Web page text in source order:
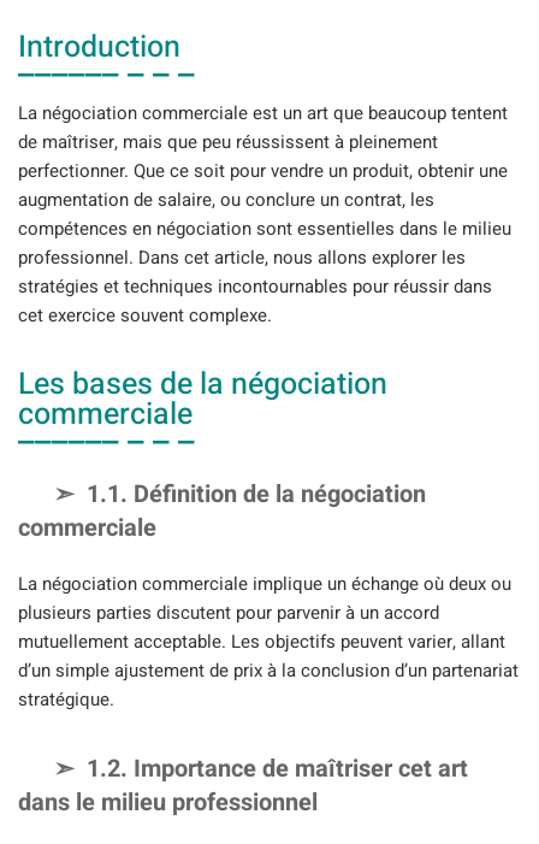
Introduction
La négociation commerciale est un art que beaucoup tentent
de maîtriser, mais que peu réussissent à pleinement
perfectionner. Que ce soit pour vendre un produit, obtenir une
augmentation de salaire, ou conclure un contrat, les
compétences en négociation sont essentielles dans le milieu
professionnel. Dans cet article, nous allons explorer les
stratégies et techniques incontournables pour réussir dans
cet exercice souvent complexe.
Les bases de la négociation
commerciale
1.1. Définition de la négociation
commerciale
La négociation commerciale implique un échange où deux ou
plusieurs parties discutent pour parvenir à un accord
mutuellement acceptable. Les objectifs peuvent varier, allant
d’un simple ajustement de prix à la conclusion d’un partenariat
stratégique.
1.2. Importance de maîtriser cet art
dans le milieu professionnel